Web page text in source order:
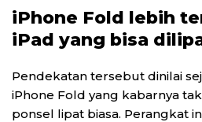
iPhone Fold lebih
iPad yang bisa
Pendekatan tersebut dinilai
iPhone Fold yang kabarnya
ponsel lipat biasa. Perangkat